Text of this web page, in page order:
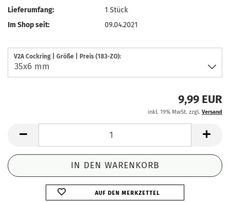
Lieferumfang:
1 Stück
Im Shop seit:
09.04.2021
V2A Cockring | Größe | Preis (183-ZO):
9,99 EUR
inkl. 19% MwSt. zzgl. Versand
AUF DEN MERKZETTEL